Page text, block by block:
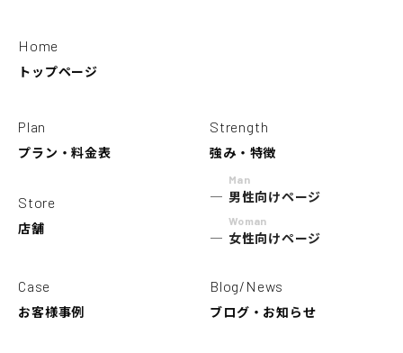
Home
トップページ
Plan
プラン・料金表
Blog/News
ブログ・お知らせ
Store
店舗
Strength
強み・特徴
Case
お客様事例
Man
男性向けページ
Woman
女性向けページ